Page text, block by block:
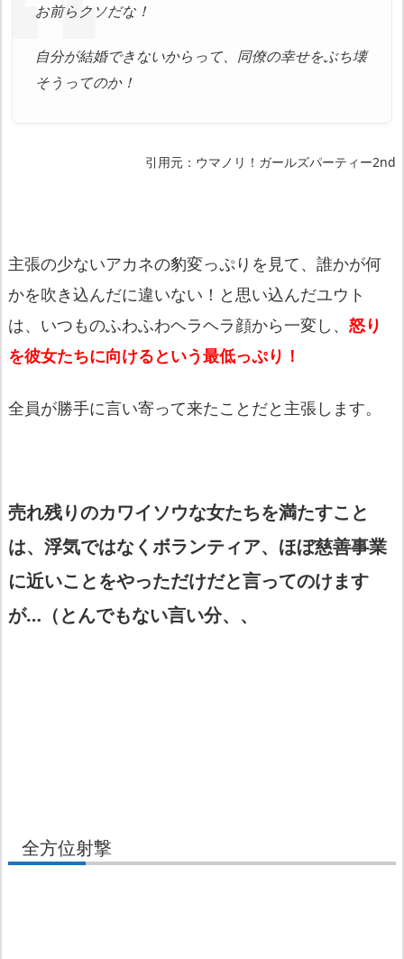
お前らクソだな！
自分が結婚できないからって、同僚の幸せをぶち壊
そうってのか！
引用元：ウマノリ！ガールズパーティー2nd
主張の少ないアカネの豹変っぷりを見て、誰かが何
かを吹き込んだに違いない！と思い込んだユウト
は、いつものふわふわヘラヘラ顔から一変し、 怒り
を彼女たちに向けるという最低っぷり！
全員が勝手に言い寄って来たことだと主張します。
売れ残りのカワイソウな女たちを満たすこと
は、浮気ではなくボランティア、ほぼ慈善事業
に近いことをやっただけだと言ってのけます
が…（とんでもない言い分、、
全方位射撃